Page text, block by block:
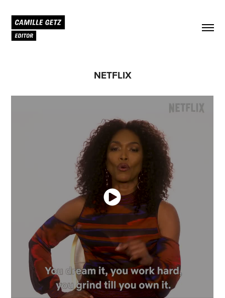
NETFLIX